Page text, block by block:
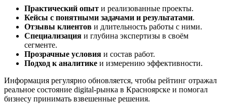
Практический опыт и реализованные проекты.
Кейсы с понятными задачами и результатами.
Отзывы клиентов и длительность работы с ними.
Специализация и глубина экспертизы в своём
сегменте.
Прозрачные условия и состав работ.
Подход к аналитике и измерению эффективности.
Информация регулярно обновляется, чтобы рейтинг отражал
реальное состояние digital-рынка в Красноярске и помогал
бизнесу принимать взвешенные решения.